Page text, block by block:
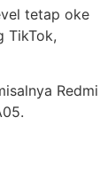
tetap oke
TikTok,
Redmi